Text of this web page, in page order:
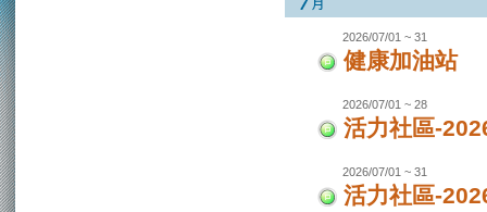
2026/07/01 ~ 31
健康加油站
2026/07/01 ~ 28
活力社區-
2026/07/01 ~ 31
活力社區-